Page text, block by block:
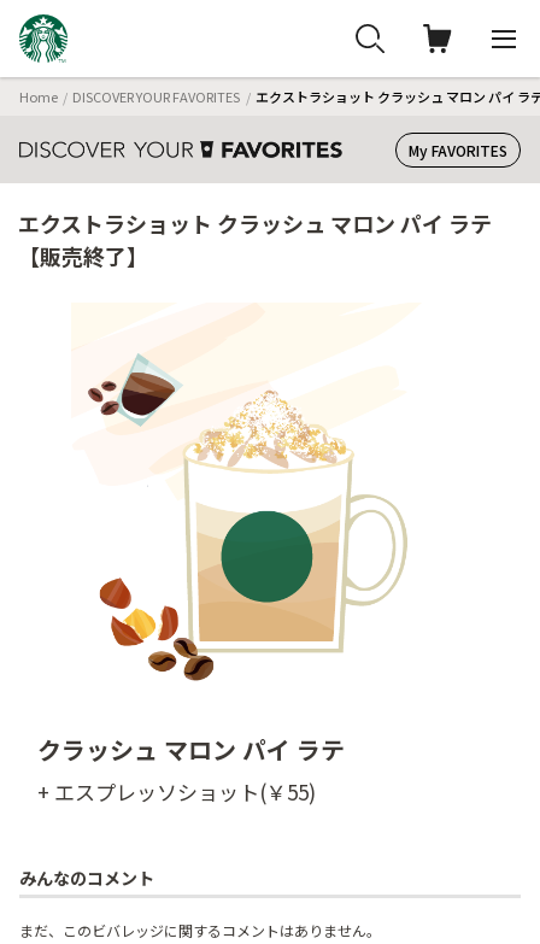
Home DISCOVER YOUR FAVORITES エクストラショット クラッシュ マロン パイ ラ
My FAVORITES
エクストラショット クラッシュ マロン パイ ラテ
【販売終了】
クラッシュ マロン パイ ラテ
+ エスプレッソショット(￥55)
みんなのコメント
まだ、このビバレッジに関するコメントはありません。